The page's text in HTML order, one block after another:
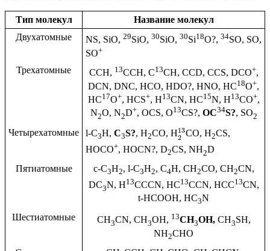
Тип молекул
Название молекул
Двухатомные
NS, SiO, 29SiO, 30SiO, 30Si18O?, 34SO, SO,
SO+
Трехатомные CCH, 13CCH, C13CH, CCD, CCS, DCO+,
DCN, DNC, HCO, HDO?, HNO, HC18O+,
HC17O+, HCS+, H13CN, HC15N, H13CO+,
N2O, N2D+, OCS, O13CS?, OC34S?, SO2
Четырехатомные l-C3H, C3S?, H2CO, H13
2 CO, H2CS,
HOCO+, HOCN?, D2CS, NH2D
Пятиатомные
c-C3H2, l-C3H2, C4H, CH2CO, CH2CN,
DC3N, H13CCCN, HC13CCN, HCC13CN,
t-HCOOH, HC3N
Шестиатомные
CH3CN, CH3OH, 13CH3OH, CH3SH,
NH2CHO